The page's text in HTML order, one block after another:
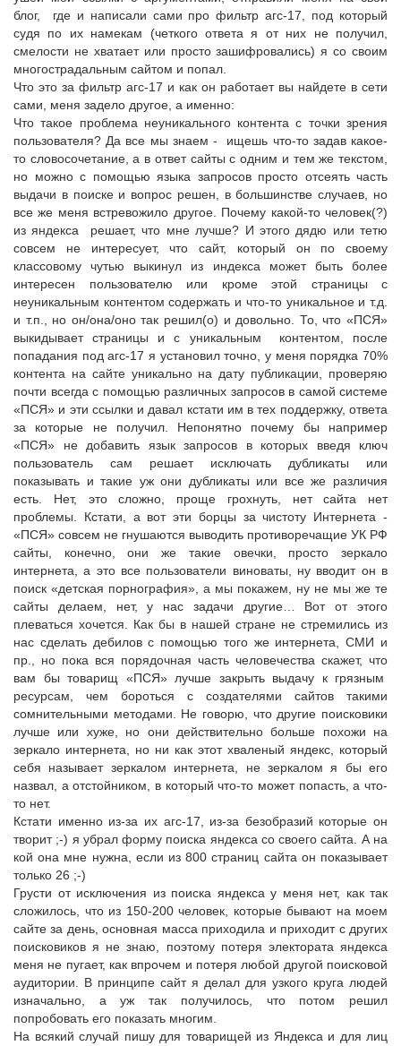
блог, где и написали сами про фильтр агс-17, под который
судя по их намекам (четкого ответа я от них не получил,
смелости не хватает или просто зашифровались) я со своим
многострадальным сайтом и попал.
Что это за фильтр агс-17 и как он работает вы найдете в сети
сами, меня задело другое, а именно:
Что такое проблема неуникального контента с точки зрения
пользователя? Да все мы знаем - ищешь что-то задав какое-
то словосочетание, а в ответ сайты с одним и тем же текстом,
но можно с помощью языка запросов просто отсеять часть
выдачи в поиске и вопрос решен, в большинстве случаев, но
все же меня встревожило другое. Почему какой-то человек(?)
из яндекса решает, что мне лучше? И этого дядю или тетю
совсем не интересует, что сайт, который он по своему
классовому чутью выкинул из индекса может быть более
интересен пользователю или кроме этой страницы с
неуникальным контентом содержать и что-то уникальное и т.д.
и т.п., но он/она/оно так решил(о) и довольно. То, что «ПСЯ»
выкидывает страницы и с уникальным контентом, после
попадания под агс-17 я установил точно, у меня порядка 70%
контента на сайте уникально на дату публикации, проверяю
почти всегда с помощью различных запросов в самой системе
«ПСЯ» и эти ссылки и давал кстати им в тех поддержку, ответа
за которые не получил. Непонятно почему бы например
«ПСЯ» не добавить язык запросов в которых введя ключ
пользователь сам решает исключать дубликаты или
показывать и такие уж они дубликаты или все же различия
есть. Нет, это сложно, проще грохнуть, нет сайта нет
проблемы. Кстати, а вот эти борцы за чистоту Интернета -
«ПСЯ» совсем не гнушаются выводить противоречащие УК РФ
сайты, конечно, они же такие овечки, просто зеркало
интернета, а это все пользователи виноваты, ну вводит он в
поиск «детская порнография», а мы покажем, ну не мы же те
сайты делаем, нет, у нас задачи другие… Вот от этого
плеваться хочется. Как бы в нашей стране не стремились из
нас сделать дебилов с помощью того же интернета, СМИ и
пр., но пока вся порядочная часть человечества скажет, что
вам бы товарищ «ПСЯ» лучше закрыть выдачу к грязным
ресурсам, чем бороться с создателями сайтов такими
сомнительными методами. Не говорю, что другие поисковики
лучше или хуже, но они действительно больше похожи на
зеркало интернета, но ни как этот хваленый яндекс, который
себя называет зеркалом интернета, не зеркалом я бы его
назвал, а отстойником, в который что-то может попасть, а что-
то нет.
Кстати именно из-за их агс-17, из-за безобразий которые он
творит ;-) я убрал форму поиска яндекса со своего сайта. А на
кой она мне нужна, если из 800 страниц сайта он показывает
только 26 ;-)
Грусти от исключения из поиска яндекса у меня нет, как так
сложилось, что из 150-200 человек, которые бывают на моем
сайте за день, основная масса приходила и приходит с других
поисковиков я не знаю, поэтому потеря электората яндекса
меня не пугает, как впрочем и потеря любой другой поисковой
аудитории. В принципе сайт я делал для узкого круга людей
изначально, а уж так получилось, что потом решил
попробовать его показать многим.
На всякий случай пишу для товарищей из Яндекса и для лиц